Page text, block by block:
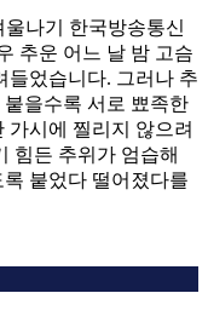
나기 한국방송통신
추운 어느 날 밤 고슴
들었습니다. 그러나 추
을수록 서로 뾰족한
가시에 찔리지 않으려
힘든 추위가 엄습해
붙었다 떨어졌다를